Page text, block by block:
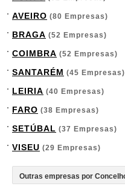
AVEIRO (80 Empresas)
BRAGA (52 Empresas)
COIMBRA (52 Empresas)
SANTARÉM (45 Empresas)
LEIRIA (40 Empresas)
FARO (38 Empresas)
SETÚBAL (37 Empresas)
VISEU (29 Empresas)